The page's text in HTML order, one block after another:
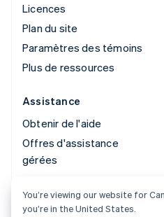
Licences
Plan du site
Paramètres des témoins
Plus de ressources
Assistance
Obtenir de l'aide
Offres d'assistance
gérées
© 2026 Stripe, LLC
You’re viewing our website for
you’re in the United States.